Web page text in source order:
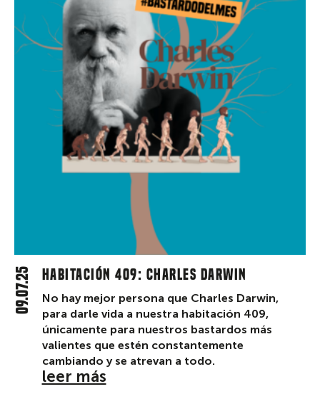
Habitación 409: Charles Darwin
09.07.25
No hay mejor persona que Charles Darwin,
para darle vida a nuestra habitación 409,
únicamente para nuestros bastardos más
valientes que estén constantemente
cambiando y se atrevan a todo.
leer más